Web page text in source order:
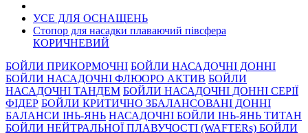
УСЕ ДЛЯ ОСНАЩЕНЬ
Стопор для насадки плаваючий півсфера
КОРИЧНЕВИЙ
БОЙЛИ ПРИКОРМОЧНI БОЙЛИ НАСАДОЧНI ДОННI
БОЙЛИ НАСАДОЧНІ ФЛЮОРО АКТИВ БОЙЛИ
НАСАДОЧНІ ТАНДЕМ БОЙЛИ НАСАДОЧНI ДОННI СЕРIÏ
ФIДЕР БОЙЛИ КРИТИЧНО ЗБАЛАНСОВАНІ ДОННІ
БАЛАНСИ ІНЬ-ЯНЬ НАСАДОЧНІ БОЙЛИ ІНЬ-ЯНЬ ТИТАН
БОЙЛИ НЕЙТРАЛЬНОÏ ПЛАВУЧОСТI (WAFTERs) БОЙЛИ